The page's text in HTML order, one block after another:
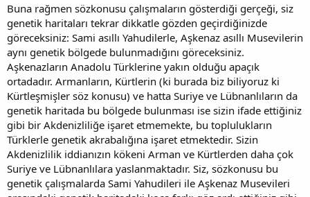
Buna rağmen sözkonusu çalışmaların gösterdiği gerçeği, siz
genetik haritaları tekrar dikkatle gözden geçirdiğinizde
göreceksiniz: Sami asıllı Yahudilerle, Aşkenaz asıllı Musevilerin
aynı genetik bölgede bulunmadığını göreceksiniz.
Aşkenazların Anadolu Türklerine yakın olduğu apaçık
ortadadır. Armanların, Kürtlerin (ki burada biz biliyoruz ki
Kürtleşmişler söz konusu) ve hatta Suriye ve Lübnanlıların da
genetik haritada bu bölgede bulunması ise sizin ifade ettiğiniz
gibi bir Akdenizliliğe işaret etmemekte, bu toplulukların
Türklerle genetik akrabalığına işaret etmektedir. Sizin
Akdenizlilik iddianızın kökeni Arman ve Kürtlerden daha çok
Suriye ve Lübnanlılara yaslanmaktadır. Siz, sözkonusu bu
genetik çalışmalarda Sami Yahudileri ile Aşkenaz Musevileri